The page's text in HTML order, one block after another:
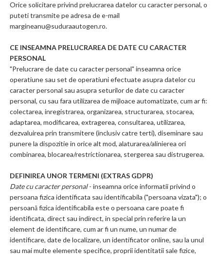
Orice solicitare privind prelucrarea datelor cu caracter personal, o
puteti transmite pe adresa de e-mail
margineanu@suduraautogen.ro.
CE INSEAMNA PRELUCRAREA DE DATE CU CARACTER
PERSONAL
"Prelucrare de date cu caracter personal" inseamna orice
operatiune sau set de operatiuni efectuate asupra datelor cu
caracter personal sau asupra seturilor de date cu caracter
personal, cu sau fara utilizarea de mijloace automatizate, cum ar fi:
colectarea, inregistrarea, organizarea, structurarea, stocarea,
adaptarea, modificarea, extragerea, consultarea, utilizarea,
dezvaluirea prin transmitere (inclusiv catre terti), diseminare sau
punere la dispozitie in orice alt mod, alaturarea/alinierea ori
combinarea, blocarea/restrictionarea, stergerea sau distrugerea.
DEFINIREA UNOR TERMENI (EXTRAS GDPR)
Date cu caracter personal- inseamna orice informatii privind o
persoana fizica identificata sau identificabila ("persoana vizata"); o
persoană fizica identificabila este o persoana care poate fi
identificata, direct sau indirect, in special prin referire la un
element de identificare, cum ar fi un nume, un numar de
identificare, date de localizare, un identificator online, sau la unul
sau mai multe elemente specifice, proprii identitatii sale fizice,